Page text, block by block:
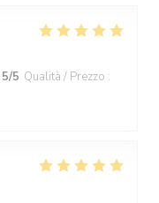
5/5 Qualità / Prezzo :